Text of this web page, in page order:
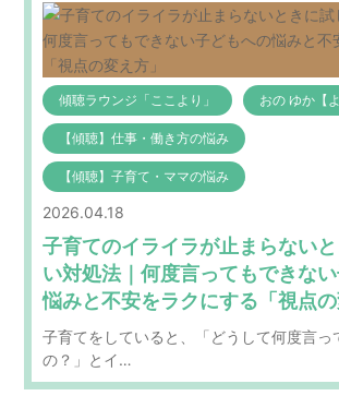
傾聴ラウンジ「ここより」 おの ゆか【
【傾聴】仕事・働き方の悩み
【傾聴】子育て・ママの悩み
2026.04.18
子育てのイライラが止まらない
い対処法｜何度言ってもできな
悩みと不安をラクにする「視点の
子育てをしていると、「どうして何度言っ
の？」とイ…